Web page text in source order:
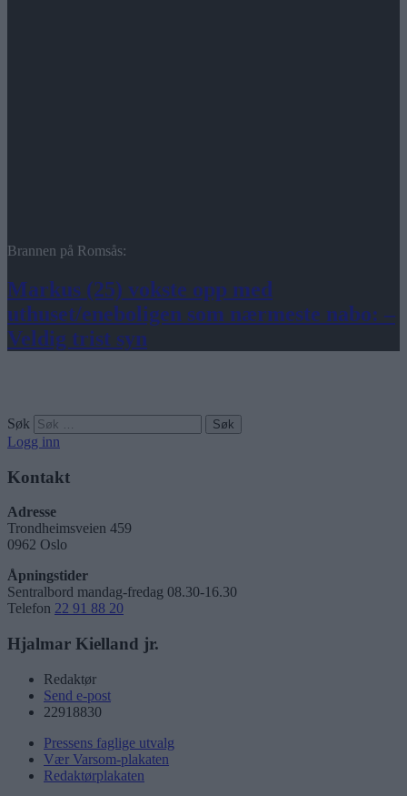
Brannen på Romsås:
Markus (25) vokste opp med
uthuset/eneboligen som nærmeste nabo: –
Veldig trist syn
Søk
Logg inn
Kontakt
Adresse
Trondheimsveien 459
0962 Oslo
Åpningstider
Sentralbord mandag-fredag 08.30-16.30
Telefon 22 91 88 20
Hjalmar Kielland jr.
Redaktør
Send e-post
22918830
Pressens faglige utvalg
Vær Varsom-plakaten
Redaktørplakaten